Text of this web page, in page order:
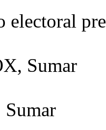
electoral
Sumar
Sumar